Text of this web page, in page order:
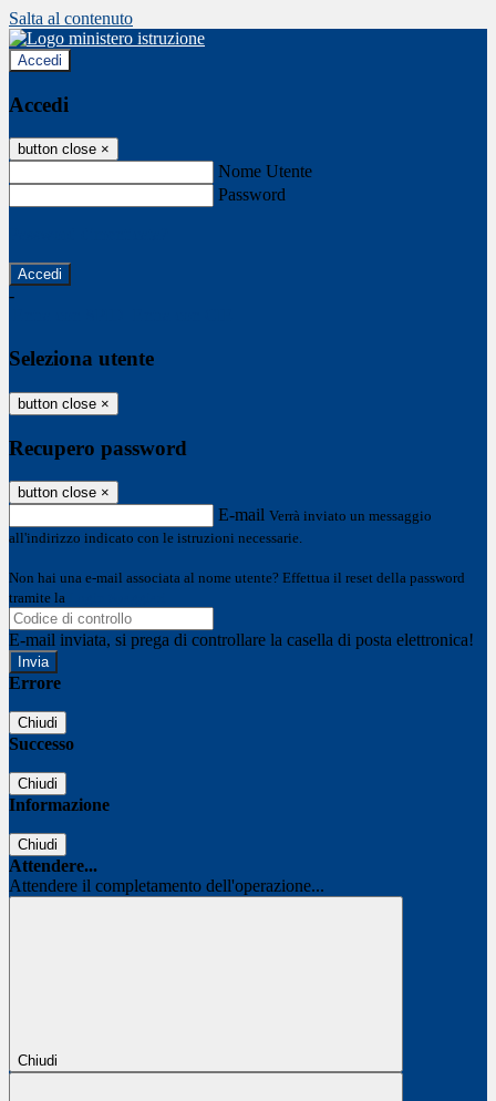
Salta al contenuto
Accedi
Accedi
button close ×
Nome Utente
Password
-
Seleziona utente
button close ×
Recupero password
button close ×
E-mail Verrà inviato un messaggio
all'indirizzo indicato con le istruzioni necessarie.
Non hai una e-mail associata al nome utente? Effettua il reset della password
tramite la
E-mail inviata, si prega di controllare la casella di posta elettronica!
Errore
Chiudi
Successo
Chiudi
Informazione
Chiudi
Attendere...
Attendere il completamento dell'operazione...
Chiudi